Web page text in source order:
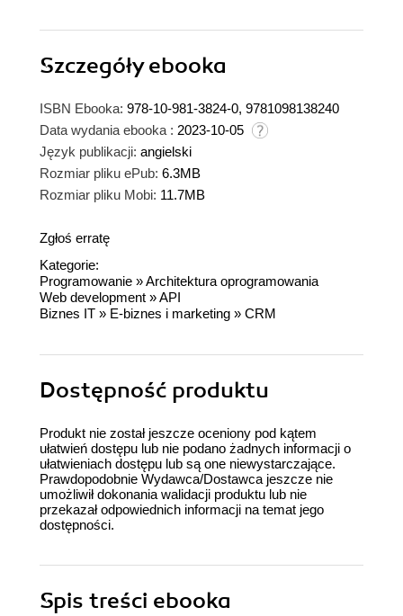
Szczegółyebooka
ISBN Ebooka: 978-10-981-3824-0, 9781098138240
Data wydania ebooka : 2023-10-05
Język publikacji: angielski
Rozmiar pliku ePub: 6.3MB
Rozmiar pliku Mobi: 11.7MB
Zgłoś erratę
Kategorie:
Programowanie »Architektura oprogramowania
Web development »API
Biznes IT » E-biznes i marketing » CRM
Dostępność produktu
Produkt nie został jeszcze oceniony pod kątem
ułatwień dostępu lub nie podano żadnych informacji o
ułatwieniach dostępu lub są one niewystarczające.
Prawdopodobnie Wydawca/Dostawca jeszcze nie
umożliwił dokonania walidacji produktu lub nie
przekazał odpowiednich informacji na temat jego
dostępności.
Spis treści ebooka